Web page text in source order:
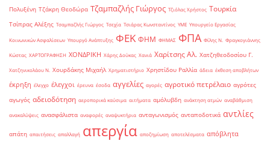
Πολυξένη Τζάκρη Θεοδώρα Τζαμπαζλής Γιώργος Τζιόλας Χρήστος Τουρκία
Τσίπρας Αλέξης Τσαμπαζλής Γιώργος Τσεχία Τσιάρας Κωνσταντίνος ΥΜΕ Υπουργείο Εργασίας
Κοινωνικών Ασφαλίσεων Υπουργό Ανάπτυξης ΦΕΚ ΦΗΜ ΦΗΜΑΣ ΦΠΑ Φίλης Ν. Φραγκογιάννης
Κώστας ΧΑΡΤΟΓΡΑΦΗΣΗ ΧΟΝΔΡΙΚΗ Χάρης Δούκας Χανιά Χαρίτσης Αλ. Χατζηθεοδοσίου Γ.
Χατζηνικολάου Ν. Χουρδάκης Μιχαήλ Χρηματιστήριο Χρηστίδου Ραλλία άδεια έκθεση αποβλήτων
έκρηξη έλεγχο έλεγχοι έρευνα έσοδα αγγελίες αγορές αγροτικό πετρέλαιο αγρότες
αγωγός αδειοδότηση αεροπορικά καύσιμα αιτήματα αμόλυβδη ανάκτηση ατμών αναβάθμιση
ανακαλύψεις ανασφάλιστα αναφορές αναψυκτήρια ανταγωνισμός ανταποδοτικά αντλίες
απάτη απαιτήσεις απαλλαγή απεργία αποζημίωση αποτελέσματα απόβλητα